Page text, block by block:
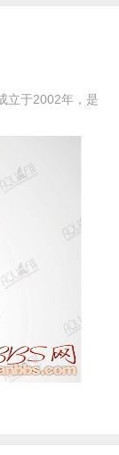
立于2002年，是